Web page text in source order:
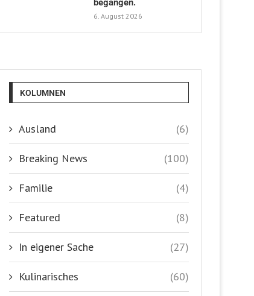
begangen.
6. August 2026
KOLUMNEN
Ausland (6)
Breaking News (100)
Familie (4)
Featured (8)
In eigener Sache (27)
Kulinarisches (60)